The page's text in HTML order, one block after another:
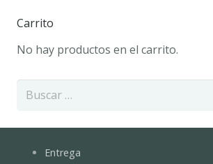
Carrito
No hay productos en el carrito.
Buscar:
Entrega